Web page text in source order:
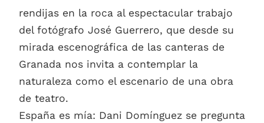
rendijas en la roca al espectacular trabajo
del fotógrafo José Guerrero, que desde su
mirada escenográfica de las canteras de
Granada nos invita a contemplar la
naturaleza como el escenario de una obra
de teatro.
España es mía: Dani Domínguez se pregunta